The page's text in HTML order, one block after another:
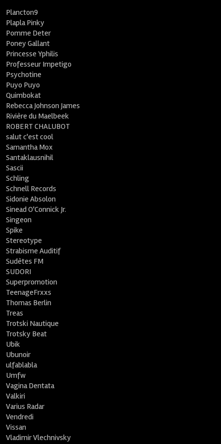
Plancton9
Plapla Pinky
Pomme Deter
Poney Gallant
Princesse Yphilis
Professeur Impetigo
Psychotine
Puyo Puyo
Quimbokat
Rebecca Johnson James
Rivière du Maelbeek
ROBERT CHALUBOT
salut c'est cool
Samantha Mox
Santaklausnihil
Sascii
Schling
Schnell Records
Sidonie Absolon
Sinead O'Connick Jr.
Singeon
Spike
Stereotype
Strabisme Auditif
Sudètes FM
SUDORI
Superpromotion
TeenageFrxxs
Thomas Berlin
Treas
Trotski Nautique
Trotsky Beat
Ubik
Ubunoir
ulfablabla
Umfw
Vagina Dentata
Valkiri
Varius Radar
Vendredi
Vissan
Vladimir Vlechnivsky